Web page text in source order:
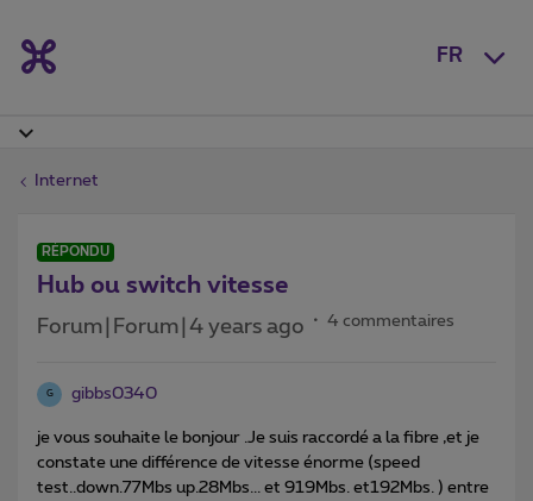
FR
Internet
RÉPONDU
Hub ou switch vitesse
Forum|Forum|4 years ago 4 commentaires
G gibbs0340
je vous souhaite le bonjour .Je suis raccordé a la fibre ,et je
constate une différence de vitesse énorme (speed
test..down.77Mbs up.28Mbs... et 919Mbs. et192Mbs. ) entre